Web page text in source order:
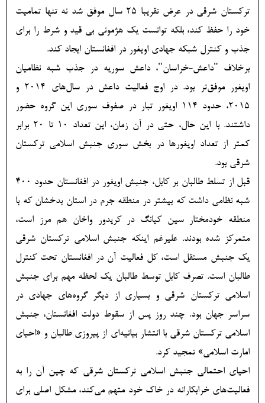
ترکستان شرقی در عرض تقریبا 25 سال موفق شد نه تنها تمامیت
خود را حفظ کند، بلکه توانست یک هژمونی بی قید و شرط را برای
جذب و کنترل شبکه جهادی اویغور در افغانستان ایجاد کند.
برخلاف "داعش-خراسان"، داعش سوریه در جذب شبه نظامیان
اویغور موفق‌تر بود. در اوج فعالیت داعش در سال‌های 2014 و
2015، حدود 114 اویغور تبار در صفوف سوری این گروه حضور
داشتند. با این حال، حتی در آن زمان، این تعداد 10 تا 20 برابر
کمتر از تعداد اویغورها در بخش سوری جنبش اسلامی ترکستان
شرقی بود.
قبل از تسلط طالبان بر کابل، جنبش اویغور در افغانستان حدود 400
شبه نظامی داشت که بیشتر در منطقه جرم در استان بدخشان که با
منطقه خودمختار سین کیانگ در کریدور واخان هم مرز است،
متمرکز شده بودند. علیرغم اینکه جنبش اسلامی ترکستان شرقی
یک جنبش مستقل است، کل فعالیت آن در افغانستان تحت کنترل
طالبان است. تصرف کابل توسط طالبان یک لحظه مهم برای جنبش
اسلامی ترکستان شرقی و بسیاری از دیگر گروه‌های جهادی در
سراسر جهان بود. چند روز پس از سقوط دولت افغانستان، جنبش
اسلامی ترکستان شرقی با انتشار بیانیه‌ای از پیروزی طالبان و «احیای
امارت اسلامی» تمجید کرد.
احیای احتمالی جنبش اسلامی ترکستان شرقی که چین آن را به
فعالیت‌های خرابکارانه در خاک خود متهم می‌کند، مشکل اصلی برای